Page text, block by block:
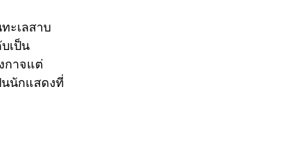
ะเลสาบ
เป็น
กาจแต่
นนักแสดงที่